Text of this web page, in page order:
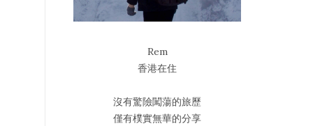
Rem
香港在住
沒有驚險闖蕩的旅歷
僅有樸實無華的分享